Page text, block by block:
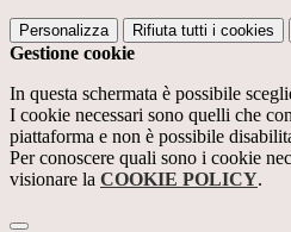
Personalizza Rifiuta tutti i cookies
Gestione cookie
In questa schermata è possibile
I cookie necessari sono quelli che
piattaforma e non è possibile
Per conoscere quali sono i cookie
visionare la COOKIE POLICY.